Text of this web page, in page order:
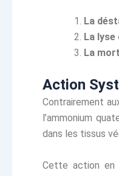
La
La
La
Action
Contrairement
l’ammonium
dans les tissus
Cette action en